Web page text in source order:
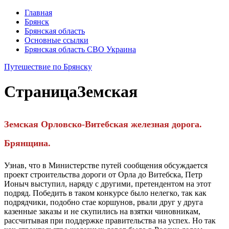
Главная
Брянск
Брянская область
Основные ссылки
Брянская область СВО Украина
Путешествие по Брянску
СтраницаЗемская
Земская Орловско-Витебская железная дорога.
Брянщина.
Узнав, что в Министерстве путей сообщения обсуждается
проект строительства дороги от Орла до Витебска, Петр
Ионыч выступил, наряду с другими, претендентом на этот
подряд. По­бедить в таком конкурсе было нелегко, так как
подрядчики, по­добно стае коршунов, рвали друг у друга
казенные заказы и не скупились на взятки чиновникам,
рассчитывая при поддержке правительства на успех. Но так